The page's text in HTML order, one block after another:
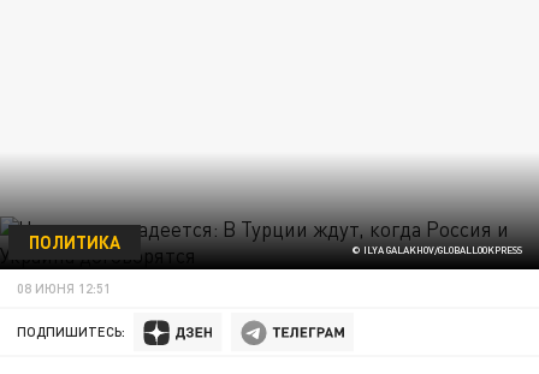
© ILYA GALAKHOV/GLOBALLOOKPRESS
ПОЛИТИКА
08 ИЮНЯ 12:51
ПОДПИШИТЕСЬ: